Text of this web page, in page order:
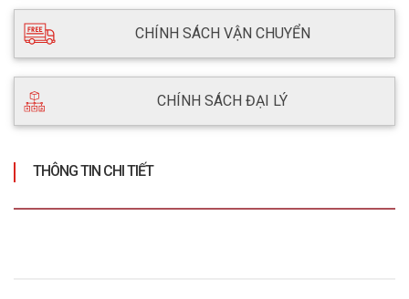
CHÍNH SÁCH VẬN CHUYỂN
CHÍNH SÁCH ĐẠI LÝ
THÔNG TIN CHI TIẾT